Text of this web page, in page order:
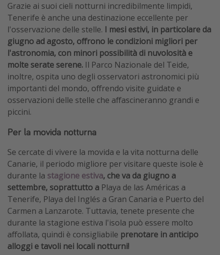
Grazie ai suoi cieli notturni incredibilmente limpidi,
Tenerife è anche una destinazione eccellente per
l'osservazione delle stelle. I mesi estivi, in particolare da
giugno ad agosto, offrono le condizioni migliori per
l'astronomia, con minori possibilità di nuvolosità e
molte serate serene. Il Parco Nazionale del Teide,
inoltre, ospita uno degli osservatori astronomici più
importanti del mondo, offrendo visite guidate e
osservazioni delle stelle che affascineranno grandi e
piccini.
Per la movida notturna
Se cercate di vivere la movida e la vita notturna delle
Canarie, il periodo migliore per visitare queste isole è
durante la stagione estiva, che va da giugno a
settembre, soprattutto a Playa de las Américas a
Tenerife, Playa del Inglés a Gran Canaria e Puerto del
Carmen a Lanzarote. Tuttavia, tenete presente che
durante la stagione estiva l'isola può essere molto
affollata, quindi è consigliabile prenotare in anticipo
alloggi e tavoli nei locali notturni!